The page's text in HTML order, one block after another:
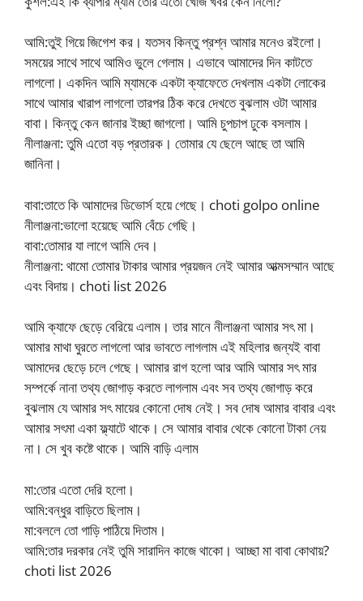
আমি:তুই গিয়ে জিগেশ কর। যতসব কিন্তু প্রশ্ন আমার মনেও রইলো।
সময়ের সাথে সাথে আমিও ভুলে গেলাম। এভাবে আমাদের দিন কাটতে
লাগলো। একদিন আমি ম্যামকে একটা ক্যাফেতে দেখলাম একটা লোকের
সাথে আমার খারাপ লাগলো তারপর ঠিক করে দেখতে বুঝলাম ওটা আমার
বাবা। কিন্তু কেন জানার ইচ্ছা জাগলো। আমি চুপচাপ ঢুকে বসলাম।
নীলাঞ্জনা: তুমি এতো বড় প্রতারক। তোমার যে ছেলে আছে তা আমি
জানিনা।
বাবা:তাতে কি আমাদের ডিভোর্স হয়ে গেছে। choti golpo online
নীলাঞ্জনা:ভালো হয়েছে আমি বেঁচে গেছি।
বাবা:তোমার যা লাগে আমি দেব।
নীলাঞ্জনা: থামো তোমার টাকার আমার প্রয়জন নেই আমার আত্মসম্মান আছে
এবং বিদায়। choti list 2026
আমি ক্যাফে ছেড়ে বেরিয়ে এলাম। তার মানে নীলাঞ্জনা আমার সৎ মা।
আমার মাথা ঘুরতে লাগলো আর ভাবতে লাগলাম এই মহিলার জন্যই বাবা
আমাদের ছেড়ে চলে গেছে। আমার রাগ হলো আর আমি আমার সৎ মার
সম্পর্কে নানা তথ্য জোগাড় করতে লাগলাম এবং সব তথ্য জোগাড় করে
বুঝলাম যে আমার সৎ মায়ের কোনো দোষ নেই। সব দোষ আমার বাবার এবং
আমার সৎমা একা ফ্ল্যাটে থাকে। সে আমার বাবার থেকে কোনো টাকা নেয়
না। সে খুব কষ্টে থাকে। আমি বাড়ি এলাম
মা:তোর এতো দেরি হলো।
আমি:বন্ধুর বাড়িতে ছিলাম।
মা:বললে তো গাড়ি পাঠিয়ে দিতাম।
আমি:তার দরকার নেই তুমি সারাদিন কাজে থাকো। আচ্ছা মা বাবা কোথায়?
choti list 2026